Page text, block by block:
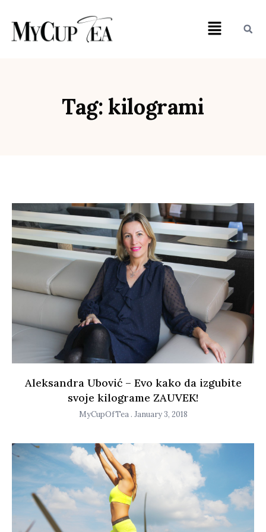
Tag: kilogrami
Aleksandra Ubović – Evo kako da izgubite
svoje kilograme ZAUVEK!
MyCupOfTea January 3, 2018